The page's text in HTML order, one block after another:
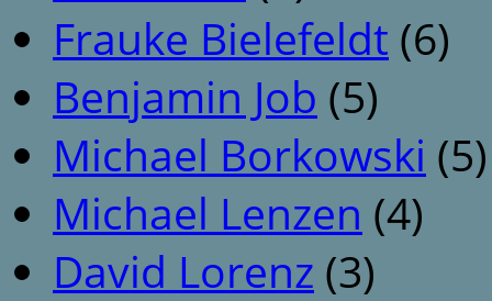
Frauke Bielefeldt (6)
Benjamin Job (5)
Michael Borkowski (5)
Michael Lenzen (4)
David Lorenz (3)